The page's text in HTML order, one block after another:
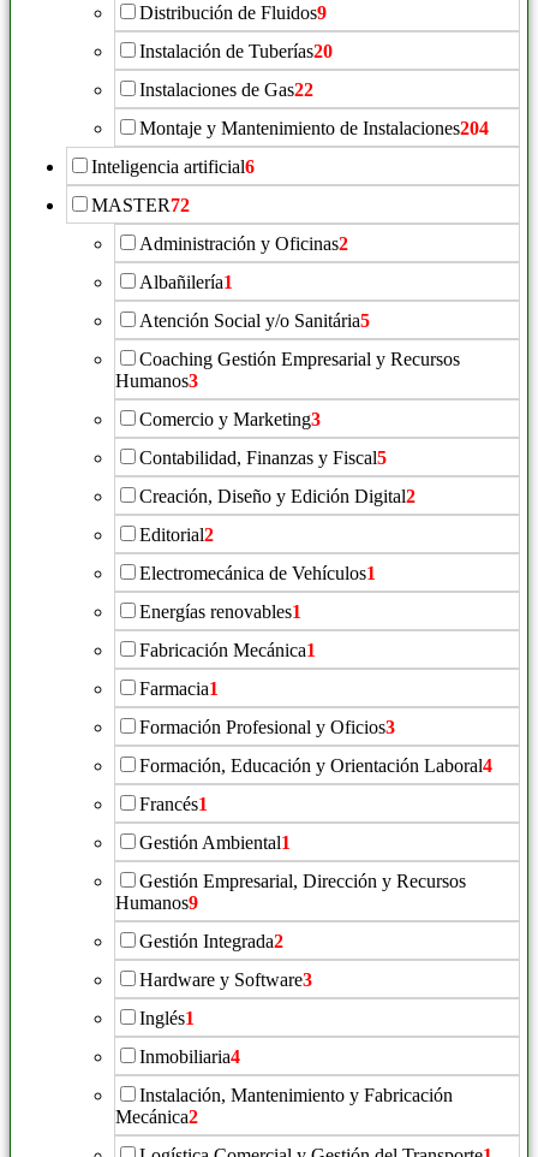
Distribución de Fluidos9
Instalación de Tuberías20
Instalaciones de Gas22
Montaje y Mantenimiento de Instalaciones204
Inteligencia artificial6
MASTER72
Administración y Oficinas2
Albañilería1
Atención Social y/o Sanitária5
Coaching Gestión Empresarial y Recursos
Humanos3
Comercio y Marketing3
Contabilidad, Finanzas y Fiscal5
Creación, Diseño y Edición Digital2
Editorial2
Electromecánica de Vehículos1
Energías renovables1
Fabricación Mecánica1
Farmacia1
Formación Profesional y Oficios3
Formación, Educación y Orientación Laboral4
Francés1
Gestión Ambiental1
Gestión Empresarial, Dirección y Recursos
Humanos9
Gestión Integrada2
Hardware y Software3
Inglés1
Inmobiliaria4
Instalación, Mantenimiento y Fabricación
Mecánica2